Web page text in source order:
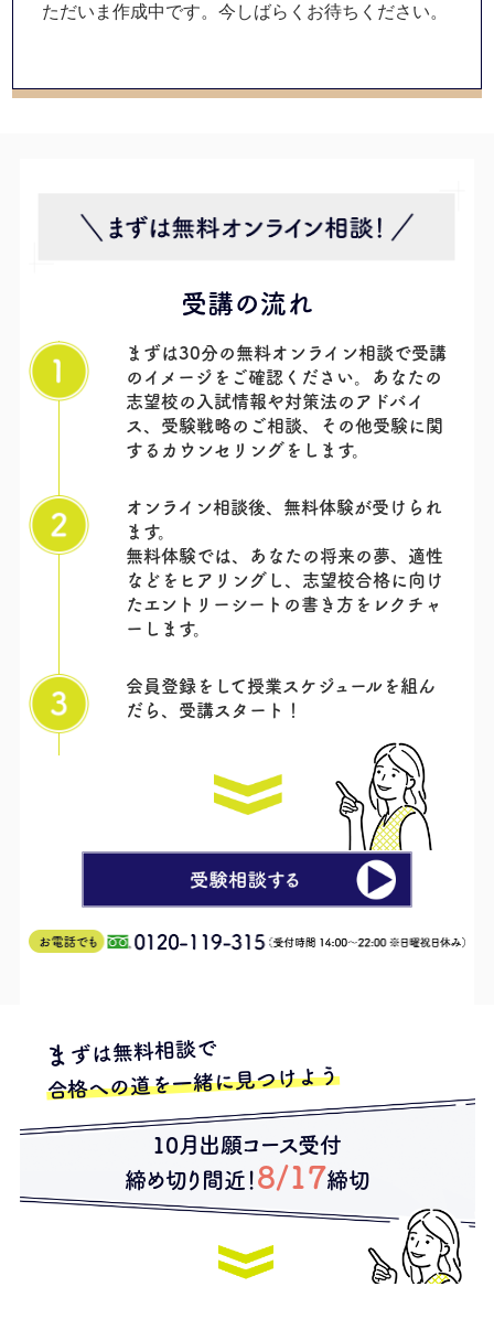
ただいま作成中です。今しばらくお待ちください。
受講の流れ
まずは30分の無料オンライン相談で受講
のイメージをご確認ください。あなたの
志望校の入試情報や対策法のアドバイ
ス、受験戦略のご相談、その他受験に関
するカウンセリングをします。
オンライン相談後、無料体験が受けられ
ます。
無料体験では、あなたの将来の夢、適性
などをヒアリングし、志望校合格に向け
たエントリーシートの書き方をレクチャ
ーします。
会員登録をして授業スケジュールを組ん
だら、 受講スタート！
ま ずは無料相談で
合格への道を一緒に見つけよう
10月出願コース受付
締め切り間近！ 8/17締切